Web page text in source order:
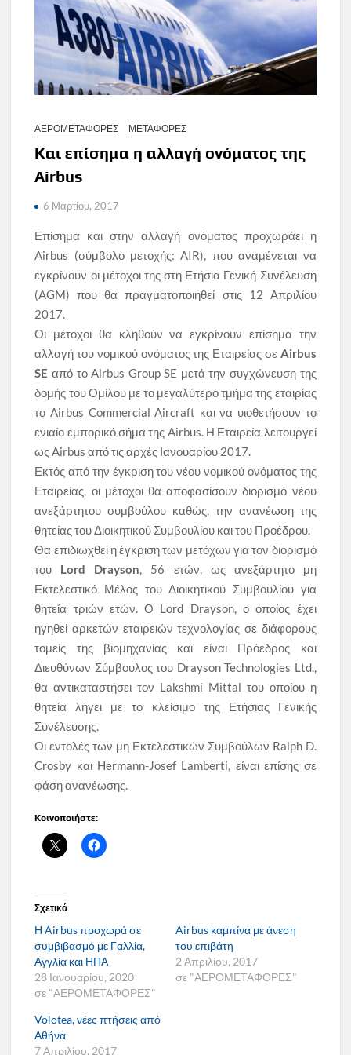
ΑΕΡΟΜΕΤΑΦΟΡΕΣ ΜΕΤΑΦΟΡΕΣ
Και επίσημα η αλλαγή ονόματος της
Airbus
6 Μαρτίου, 2017
Επίσημα και στην αλλαγή ονόματος προχωράει η
Airbus (σύμβολο μετοχής: AIR), που αναμένεται να
εγκρίνουν οι μέτοχοι της στη Ετήσια Γενική Συνέλευση
(AGM) που θα πραγματοποιηθεί στις 12 Απριλίου
2017.
Οι μέτοχοι θα κληθούν να εγκρίνουν επίσημα την
αλλαγή του νομικού ονόματος της Εταιρείας σε Airbus
SE από τo Airbus Group SE μετά την συγχώνευση της
δομής του Ομίλου με το μεγαλύτερο τμήμα της εταιρίας
το Airbus Commercial Aircraft και να υιοθετήσουν το
ενιαίο εμπορικό σήμα της Airbus. Η Εταιρεία λειτουργεί
ως Airbus από τις αρχές Ιανουαρίου 2017.
Εκτός από την έγκριση του νέου νομικού ονόματος της
Εταιρείας, οι μέτοχοι θα αποφασίσουν διορισμό νέου
ανεξάρτητου συμβούλου καθώς, την ανανέωση της
θητείας του Διοικητικού Συμβουλίου και του Προέδρου.
Θα επιδιωχθεί η έγκριση των μετόχων για τον διορισμό
του Lord Drayson, 56 ετών, ως ανεξάρτητο μη
Εκτελεστικό Μέλος του Διοικητικού Συμβουλίου για
θητεία τριών ετών. Ο Lord Drayson, ο οποίος έχει
ηγηθεί αρκετών εταιρειών τεχνολογίας σε διάφορους
τομείς της βιομηχανίας και είναι Πρόεδρος και
Διευθύνων Σύμβουλος του Drayson Technologies Ltd.,
θα αντικαταστήσει τον Lakshmi Mittal του οποίου η
θητεία λήγει με το κλείσιμο της Ετήσιας Γενικής
Συνέλευσης.
Οι εντολές των μη Εκτελεστικών Συμβούλων Ralph D.
Crosby και Hermann-Josef Lamberti, είναι επίσης σε
φάση ανανέωσης.
Κοινοποιήστε:
Σχετικά
Η Airbus προχωρά σε
συμβιβασμό με Γαλλία,
Αγγλία και ΗΠΑ
28 Ιανουαρίου, 2020
σε "ΑΕΡΟΜΕΤΑΦΟΡΕΣ"
Airbus καμπίνα με άνεση
του επιβάτη
2 Απριλίου, 2017
σε "ΑΕΡΟΜΕΤΑΦΟΡΕΣ"
Volotea, νέες πτήσεις από
Αθήνα
7 Απριλίου, 2017